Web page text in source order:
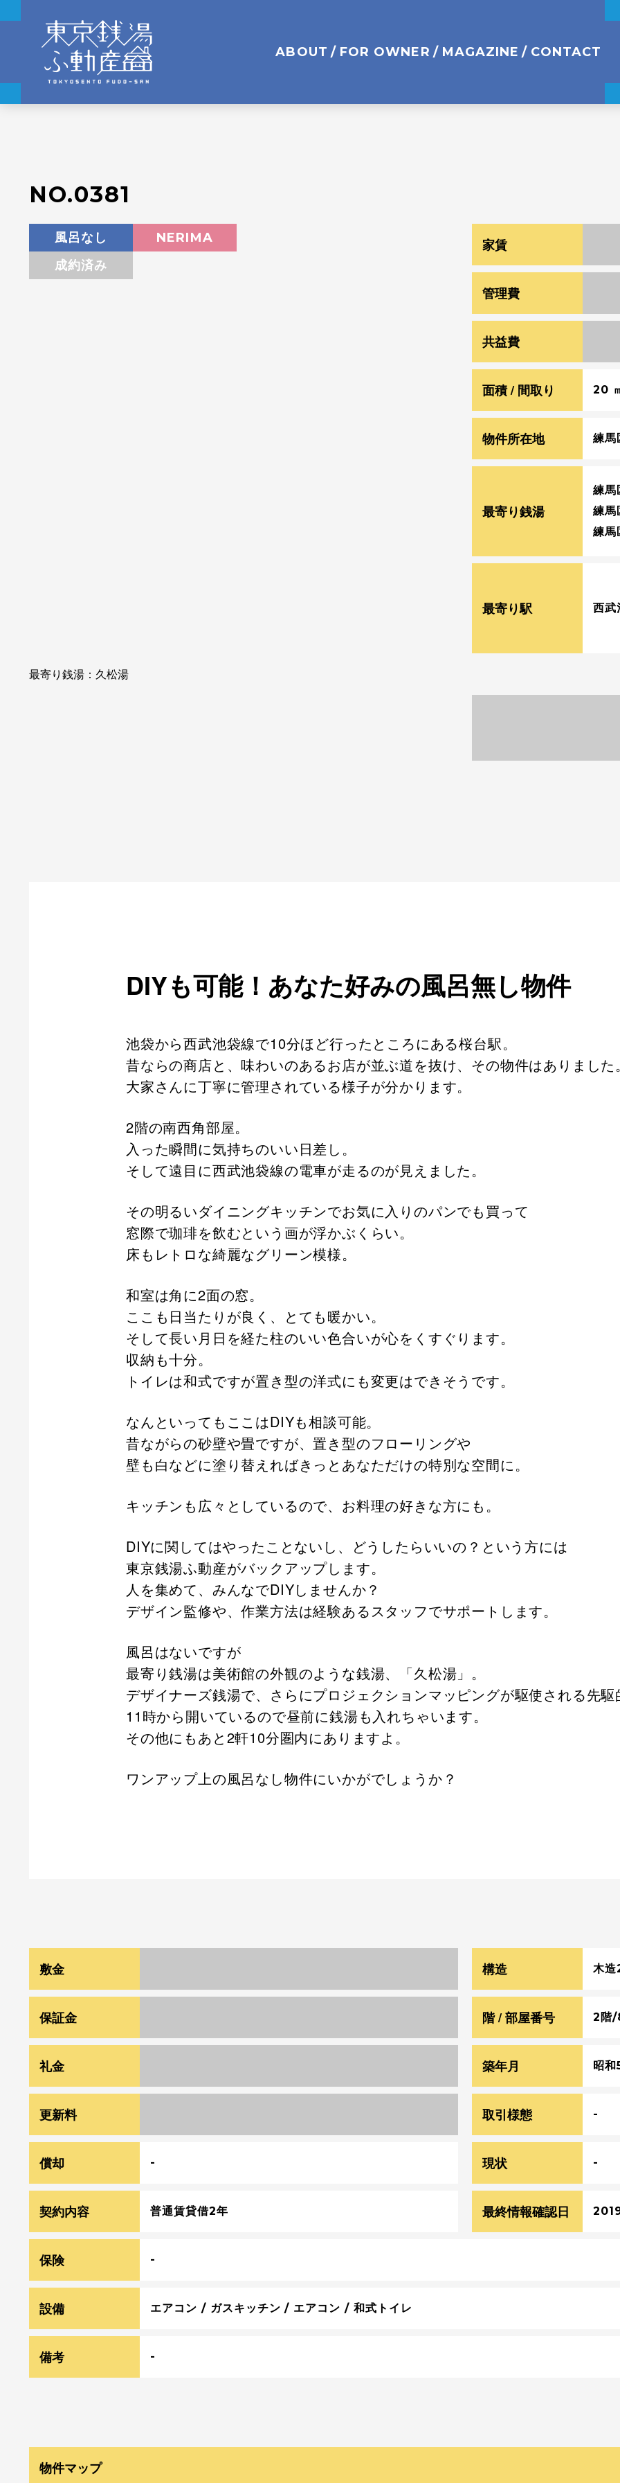
ABOUT FOR OWNER MAGAZINE CONTACT
NO.0381
最寄り銭湯：久松湯
風呂なし
NERIMA
成約済み
家賃
管理費
共益費
面積 / 間取り 20
物件所在地 練馬
最寄り銭湯
練馬
練馬
練馬
最寄り駅 西武
DIYも可能！あなた好みの風呂無し物件
池袋から西武池袋線で10分ほど行ったところにある桜台駅。
昔ならの商店と、味わいのあるお店が並ぶ道を抜け、その物件はありました
大家さんに丁寧に管理されている様子が分かります。
2階の南西角部屋。
入った瞬間に気持ちのいい日差し。
そして遠目に西武池袋線の電車が走るのが見えました。
その明るいダイニングキッチンでお気に入りのパンでも買って
窓際で珈琲を飲むという画が浮かぶくらい。
床もレトロな綺麗なグリーン模様。
和室は角に2面の窓。
ここも日当たりが良く、とても暖かい。
そして長い月日を経た柱のいい色合いが心をくすぐります。
収納も十分。
トイレは和式ですが置き型の洋式にも変更はできそうです。
なんといってもここはDIYも相談可能。
昔ながらの砂壁や畳ですが、置き型のフローリングや
壁も白などに塗り替えればきっとあなただけの特別な空間に。
キッチンも広々としているので、お料理の好きな方にも。
DIYに関してはやったことないし、どうしたらいいの？という方には
東京銭湯ふ動産がバックアップします。
人を集めて、みんなでDIYしませんか？
デザイン監修や、作業方法は経験あるスタッフでサポートします。
風呂はないですが
最寄り銭湯は美術館の外観のような銭湯、「久松湯」。
デザイナーズ銭湯で、さらにプロジェクションマッピングが駆使される先
11時から開いているので昼前に銭湯も入れちゃいます。
その他にもあと2軒10分圏内にありますよ。
ワンアップ上の風呂なし物件にいかがでしょうか？
敷金
保証金
礼金
更新料
償却 -
契約内容 普通賃貸借2年
構造 木造
階 / 部屋番号 2階/
築年月 昭和
取引様態 -
現状 -
最終情報確認日
保険 -
設備 エアコン / ガスキッチン / エアコン / 和式トイレ
備考 -